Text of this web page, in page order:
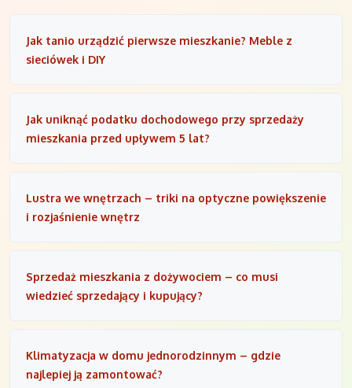
Jak tanio urządzić pierwsze mieszkanie? Meble z
sieciówek i DIY
Jak uniknąć podatku dochodowego przy sprzedaży
mieszkania przed upływem 5 lat?
Lustra we wnętrzach – triki na optyczne powiększenie
i rozjaśnienie wnętrz
Sprzedaż mieszkania z dożywociem – co musi
wiedzieć sprzedający i kupujący?
Klimatyzacja w domu jednorodzinnym – gdzie
najlepiej ją zamontować?